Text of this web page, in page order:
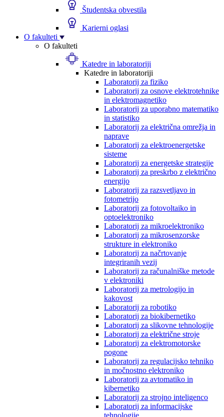
Študentska obvestila
Karierni oglasi
O fakulteti
O fakulteti
Katedre in laboratoriji
Katedre in laboratoriji
Laboratorij za fiziko
Laboratorij za osnove elektrotehnike
in elektromagnetiko
Laboratorij za uporabno matematiko
in statistiko
Laboratorij za električna omrežja in
naprave
Laboratorij za elektroenergetske
sisteme
Laboratorij za energetske strategije
Laboratorij za preskrbo z električno
energijo
Laboratorij za razsvetljavo in
fotometrijo
Laboratorij za fotovoltaiko in
optoelektroniko
Laboratorij za mikroelektroniko
Laboratorij za mikrosenzorske
strukture in elektroniko
Laboratorij za načrtovanje
integriranih vezij
Laboratorij za računalniške metode
v elektroniki
Laboratorij za metrologijo in
kakovost
Laboratorij za robotiko
Laboratorij za biokibernetiko
Laboratorij za slikovne tehnologije
Laboratorij za električne stroje
Laboratorij za elektromotorske
pogone
Laboratorij za regulacijsko tehniko
in močnostno elektroniko
Laboratorij za avtomatiko in
kibernetiko
Laboratorij za strojno inteligenco
Laboratorij za informacijske
tehnologije